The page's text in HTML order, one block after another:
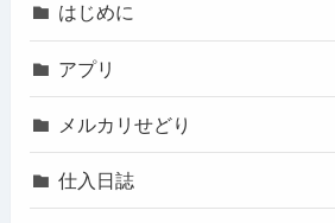
はじめに
アプリ
メルカリせどり
仕入日誌